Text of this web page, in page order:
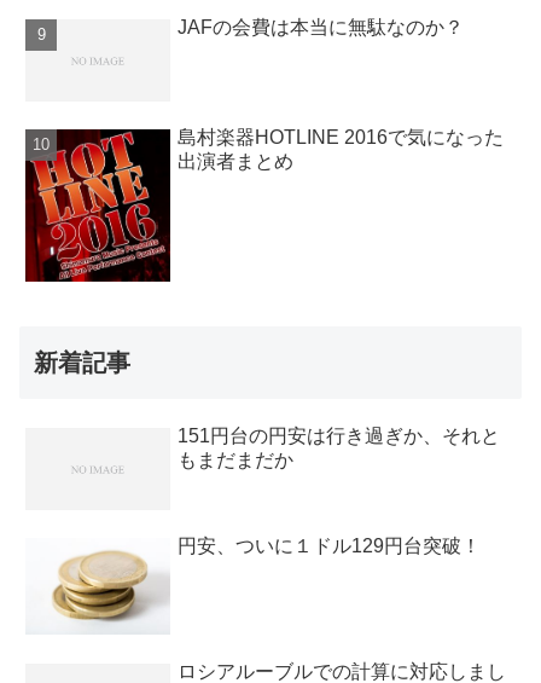
JAFの会費は本当に無駄なのか？
島村楽器HOTLINE 2016で気になった
出演者まとめ
新着記事
151円台の円安は行き過ぎか、それと
もまだまだか
円安、ついに１ドル129円台突破！
ロシアルーブルでの計算に対応しまし